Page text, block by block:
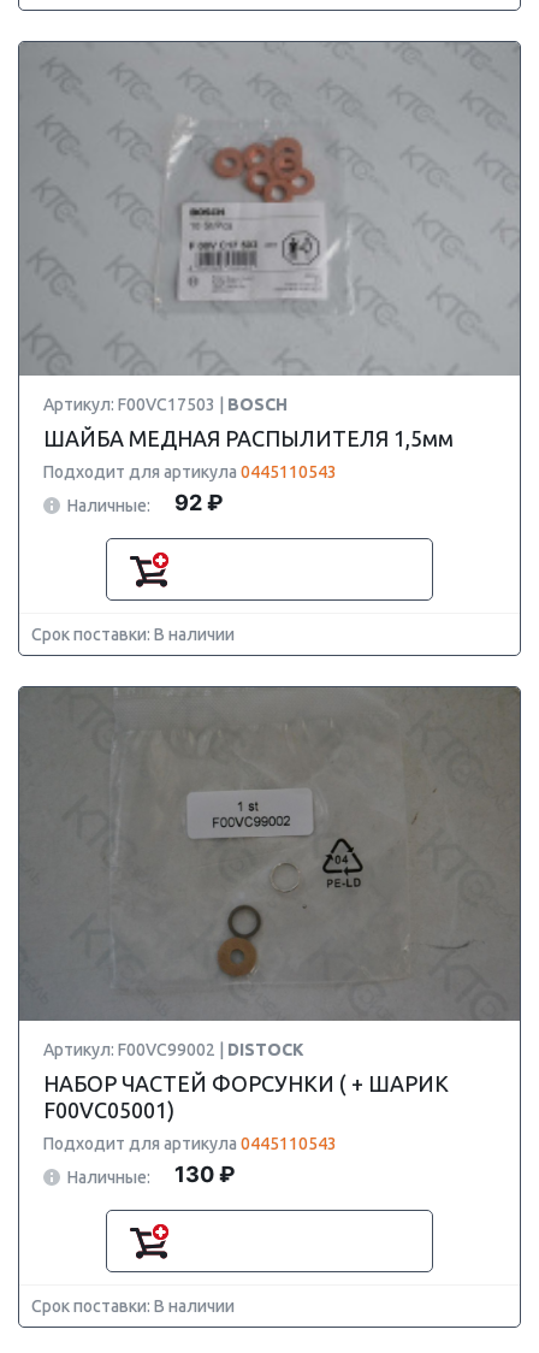
Артикул: F00VC17503 | BOSCH
ШАЙБА МЕДНАЯ РАСПЫЛИТЕЛЯ 1,5мм
Подходит для артикула 0445110543
Наличные:
92 ₽
Срок поставки: В наличии
Артикул: F00VC99002 | DISTOCK
НАБОР ЧАСТЕЙ ФОРСУНКИ ( + ШАРИК
F00VC05001)
Подходит для артикула 0445110543
Наличные:
130 ₽
Срок поставки: В наличии